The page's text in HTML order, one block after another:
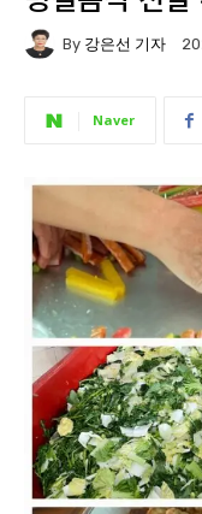
By 강은선 기자
Naver